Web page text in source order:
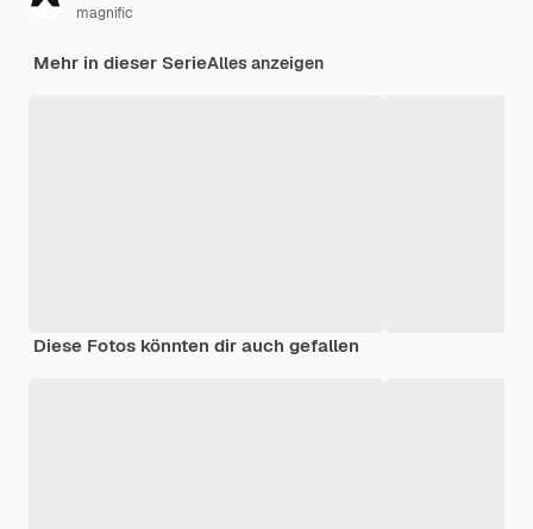
magnific
Mehr in dieser SerieAlles anzeigen
Diese Fotos könnten dir auch gefallen